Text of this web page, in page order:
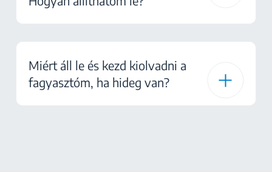
Miért áll le és kezd kiolvadni a
fagyasztóm, ha hideg van?